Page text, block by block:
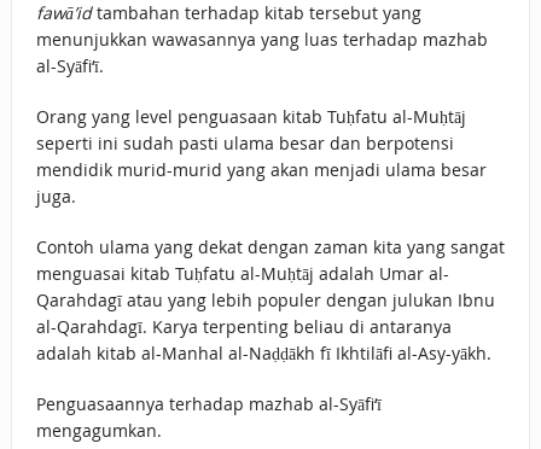
fawā’idtambahan terhadap kitab tersebut yang
menunjukkan wawasannya yang luas terhadap mazhab
al-Syāfi‘ī.
Orang yang level penguasaan kitab Tuḥfatu al-Muḥtāj
seperti ini sudah pasti ulama besar dan berpotensi
mendidik murid-murid yang akan menjadi ulama besar
juga.
Contoh ulama yang dekat dengan zaman kita yang sangat
menguasai kitab Tuḥfatu al-Muḥtāj adalah Umar al-
Qarahdagī atau yang lebih populer dengan julukan Ibnu
al-Qarahdagī. Karya terpenting beliau di antaranya
adalah kitab al-Manhal al-Naḍḍākh fī Ikhtilāfi al-Asy-yākh.
Penguasaannya terhadap mazhab al-Syāfi‘ī
mengagumkan.